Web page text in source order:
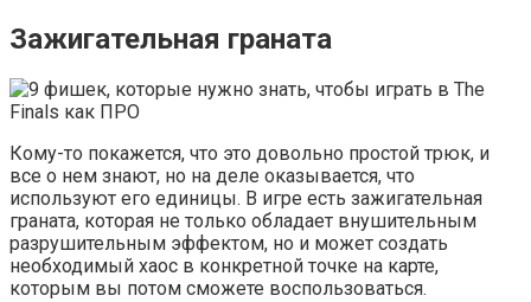
Зажигательная граната
Кому-то покажется, что это довольно простой трюк, и
все о нем знают, но на деле оказывается, что
используют его единицы. В игре есть зажигательная
граната, которая не только обладает внушительным
разрушительным эффектом, но и может создать
необходимый хаос в конкретной точке на карте,
которым вы потом сможете воспользоваться.